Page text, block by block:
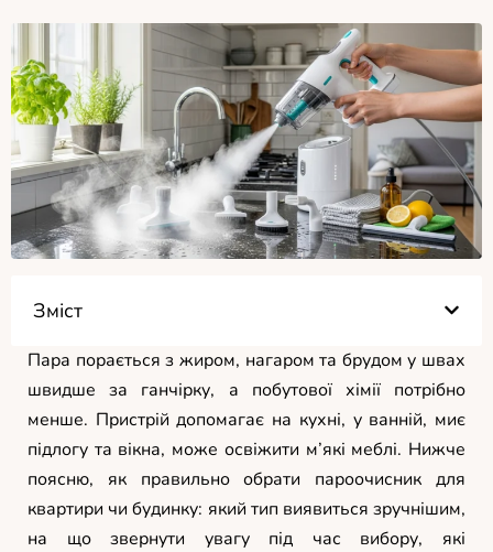
Зміст
Пара порається з жиром, нагаром та брудом у швах
швидше за ганчірку, а побутової хімії потрібно
менше. Пристрій допомагає на кухні, у ванній, миє
підлогу та вікна, може освіжити м’які меблі. Нижче
поясню, як правильно обрати пароочисник для
квартири чи будинку: який тип виявиться зручнішим,
на що звернути увагу під час вибору, які